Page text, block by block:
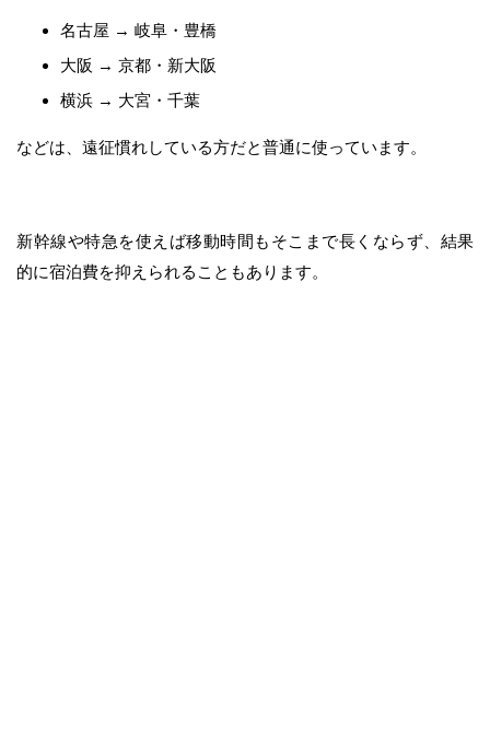
名古屋 → 岐阜・豊橋
大阪 → 京都・新大阪
横浜 → 大宮・千葉
などは、遠征慣れしている方だと普通に使っています。
新幹線や特急を使えば移動時間もそこまで長くならず、結果
的に宿泊費を抑えられることもあります。